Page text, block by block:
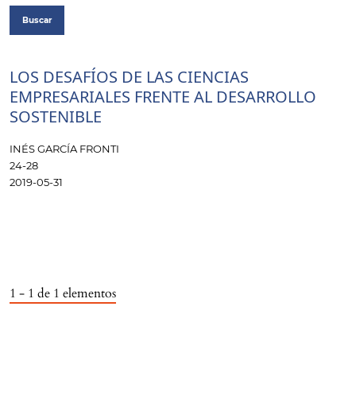
Buscar
LOS DESAFÍOS DE LAS CIENCIAS
EMPRESARIALES FRENTE AL DESARROLLO
SOSTENIBLE
INÉS GARCÍA FRONTI
24-28
2019-05-31
1 - 1 de 1 elementos